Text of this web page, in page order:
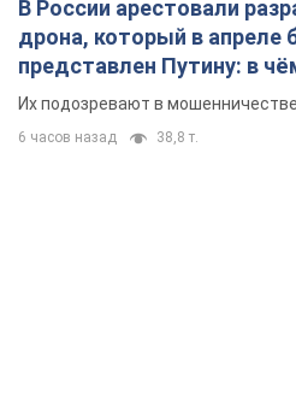
В России арестовали
дрона, который в апреле
представлен Путину: в
Их подозревают в мошенничестве
6 часов назад 38,8 т.